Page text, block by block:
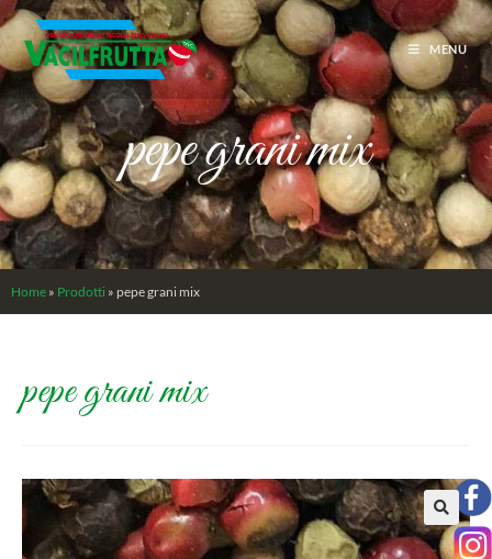
MENU
pepe grani mix
Home » Prodotti » pepe grani mix
pepe grani mix